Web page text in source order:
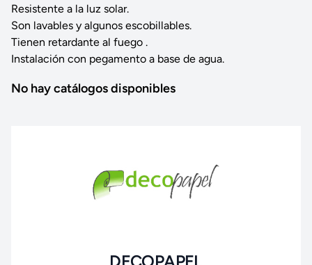
Resistente a la luz solar.
Son lavables y algunos escobillables.
Tienen retardante al fuego .
Instalación con pegamento a base de agua.
No hay catálogos disponibles